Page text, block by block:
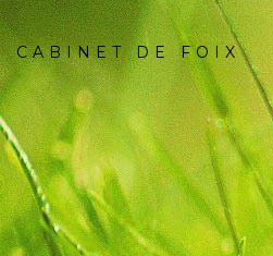
CABINET DE FOIX